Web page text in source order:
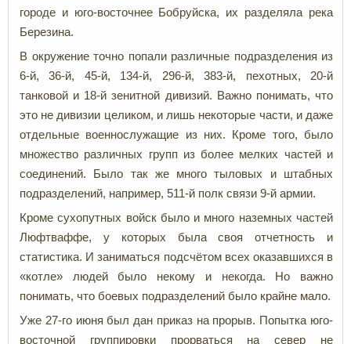
городе и юго-восточнее Бобруйска, их разделяла река
Березина.
В окружение точно попали различные подразделения из
6-й, 36-й, 45-й, 134-й, 296-й, 383-й, пехотных, 20-й
танковой и 18-й зенитной дивизий. Важно понимать, что
это не дивизии целиком, и лишь некоторые части, и даже
отдельные военнослужащие из них. Кроме того, было
множество различных групп из более мелких частей и
соединений. Было так же много тыловых и штабных
подразделений, например, 511-й полк связи 9-й армии.
Кроме сухопутных войск было и много наземных частей
Люфтваффе, у которых была своя отчетность и
статистика. И заниматься подсчётом всех оказавшихся в
«котле» людей было некому и некогда. Но важно
понимать, что боевых подразделений было крайне мало.
Уже 27-го июня был дан приказ на прорыв. Попытка юго-
восточной группировки прорваться на север не